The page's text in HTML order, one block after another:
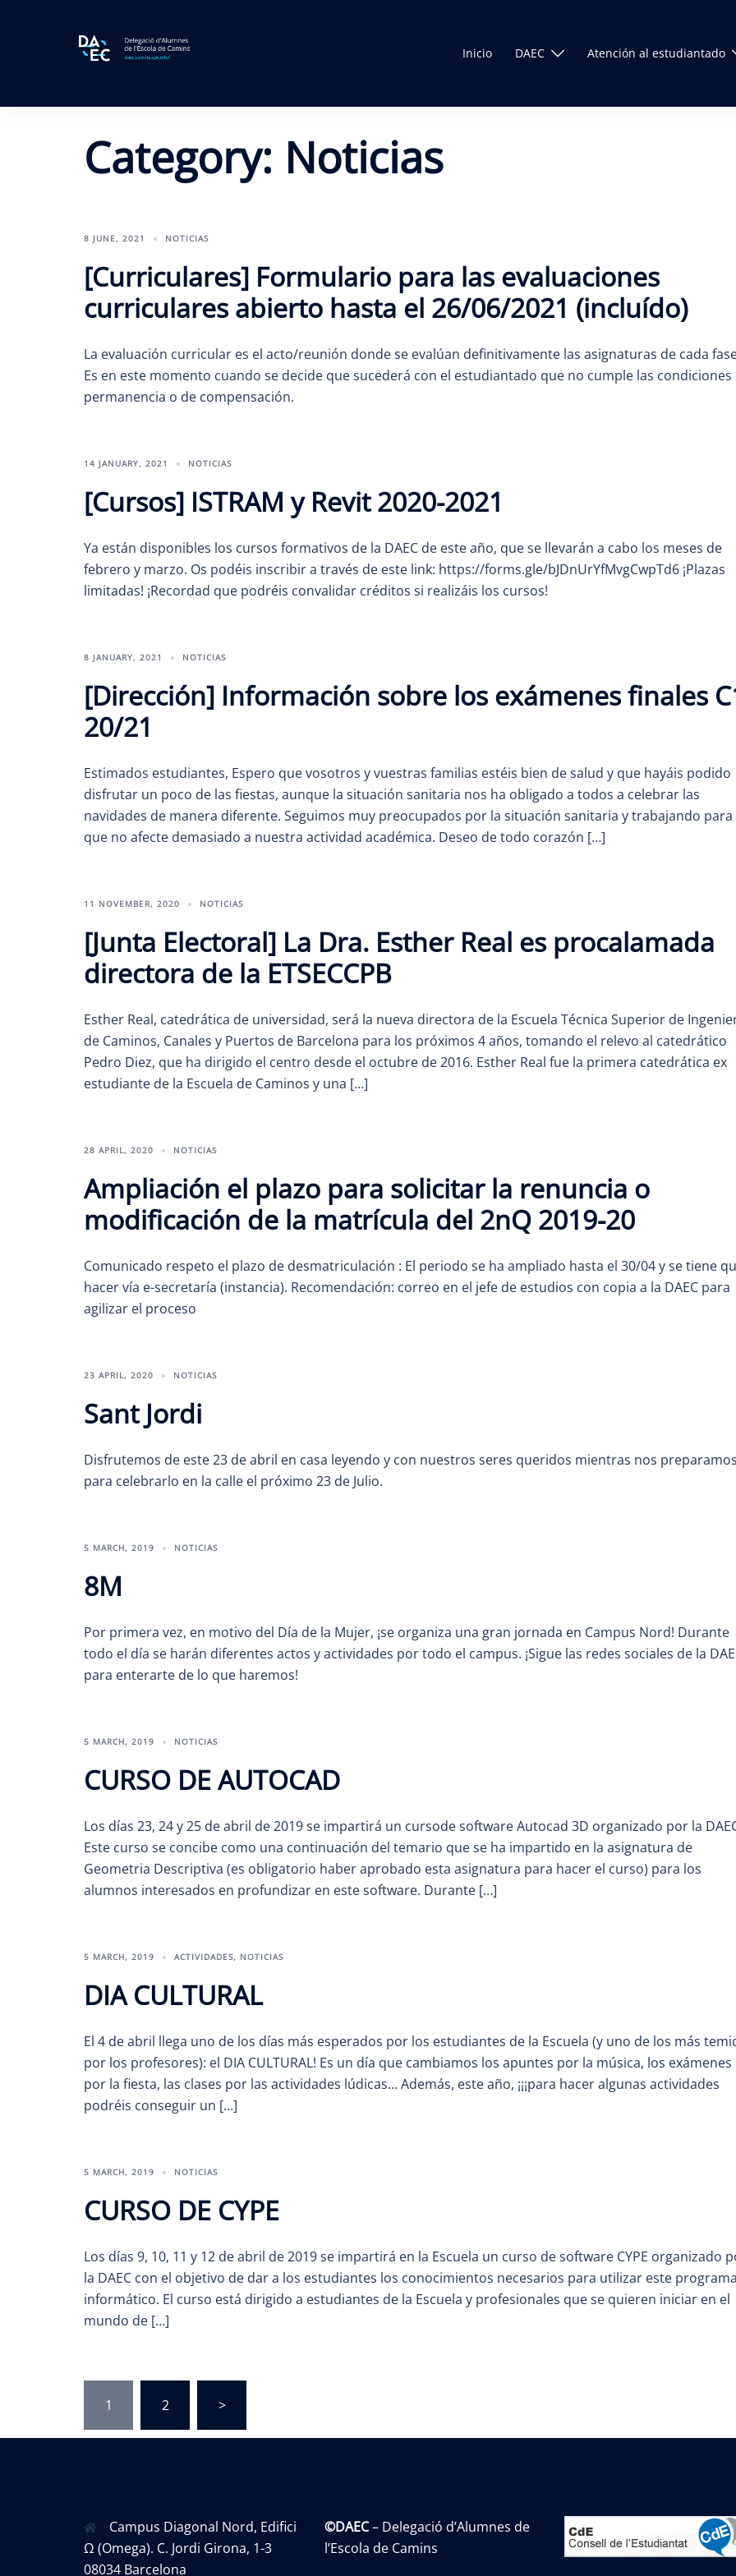
Inicio DAEC Atención al estudiantado
Category: Noticias
8 JUNE, 2021 NOTICIAS
[Curriculares] Formulario para las evaluaciones
curriculares abierto hasta el 26/06/2021 (incluído)
La evaluación curricular es el acto/reunión donde se evalúan definitivamente las asignaturas de cada
Es en este momento cuando se decide que sucederá con el estudiantado que no cumple las condiciones
permanencia o de compensación.
14 JANUARY, 2021 NOTICIAS
[Cursos] ISTRAM y Revit 2020-2021
Ya están disponibles los cursos formativos de la DAEC de este año, que se llevarán a cabo los meses de
febrero y marzo. Os podéis inscribir a través de este link: https://forms.gle/bJDnUrYfMvgCwpTd6 ¡Plazas
limitadas! ¡Recordad que podréis convalidar créditos si realizáis los cursos!
8 JANUARY, 2021 NOTICIAS
[Dirección] Información sobre los exámenes finales
20/21
Estimados estudiantes, Espero que vosotros y vuestras familias estéis bien de salud y que hayáis podido
disfrutar un poco de las fiestas, aunque la situación sanitaria nos ha obligado a todos a celebrar las
navidades de manera diferente. Seguimos muy preocupados por la situación sanitaria y trabajando para
que no afecte demasiado a nuestra actividad académica. Deseo de todo corazón […]
11 NOVEMBER, 2020 NOTICIAS
[Junta Electoral] La Dra. Esther Real es procalamada
directora de la ETSECCPB
Esther Real, catedrática de universidad, será la nueva directora de la Escuela Técnica Superior de
de Caminos, Canales y Puertos de Barcelona para los próximos 4 años, tomando el relevo al catedrático
Pedro Diez, que ha dirigido el centro desde el octubre de 2016. Esther Real fue la primera catedrática ex
estudiante de la Escuela de Caminos y una […]
28 APRIL, 2020 NOTICIAS
Ampliación el plazo para solicitar la renuncia o
modificación de la matrícula del 2nQ 2019-20
Comunicado respeto el plazo de desmatriculación : El periodo se ha ampliado hasta el 30/04 y se tiene
hacer vía e-secretaría (instancia). Recomendación: correo en el jefe de estudios con copia a la DAEC para
agilizar el proceso
23 APRIL, 2020 NOTICIAS
Sant Jordi
Disfrutemos de este 23 de abril en casa leyendo y con nuestros seres queridos mientras nos
para celebrarlo en la calle el próximo 23 de Julio.
5 MARCH, 2019 NOTICIAS
8M
Por primera vez, en motivo del Día de la Mujer, ¡se organiza una gran jornada en Campus Nord! Durante
todo el día se harán diferentes actos y actividades por todo el campus. ¡Sigue las redes sociales de la
para enterarte de lo que haremos!
5 MARCH, 2019 NOTICIAS
CURSO DE AUTOCAD
Los días 23, 24 y 25 de abril de 2019 se impartirá un cursode software Autocad 3D organizado por la
Este curso se concibe como una continuación del temario que se ha impartido en la asignatura de
Geometria Descriptiva (es obligatorio haber aprobado esta asignatura para hacer el curso) para los
alumnos interesados en profundizar en este software. Durante […]
5 MARCH, 2019 ACTIVIDADES, NOTICIAS
DIA CULTURAL
El 4 de abril llega uno de los días más esperados por los estudiantes de la Escuela (y uno de los más
por los profesores): el DIA CULTURAL! Es un día que cambiamos los apuntes por la música, los exámenes
por la fiesta, las clases por las actividades lúdicas… Además, este año, ¡¡¡para hacer algunas actividades
podréis conseguir un […]
5 MARCH, 2019 NOTICIAS
CURSO DE CYPE
Los días 9, 10, 11 y 12 de abril de 2019 se impartirá en la Escuela un curso de software CYPE organizado
la DAEC con el objetivo de dar a los estudiantes los conocimientos necesarios para utilizar este
informático. El curso está dirigido a estudiantes de la Escuela y profesionales que se quieren iniciar en el
mundo de […]
Posts
pagination
1 2 >
Campus Diagonal Nord, Edifici
Ω (Omega). C. Jordi Girona, 1-3
08034 Barcelona
©DAEC– Delegació d’Alumnes de
l’Escola de Camins